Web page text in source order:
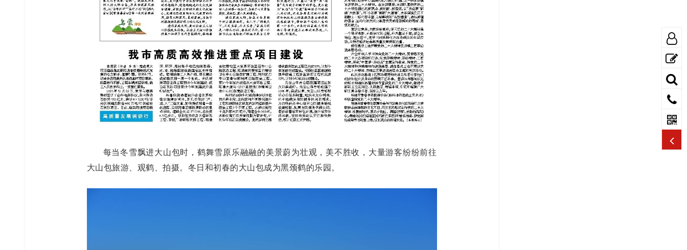
每当冬雪飘进大山包时，鹤舞雪原乐融融的美景蔚为壮观，美不胜收，大量游客纷纷前往
大山包旅游、观鹤、拍摄。冬日和初春的大山包成为黑颈鹤的乐园。